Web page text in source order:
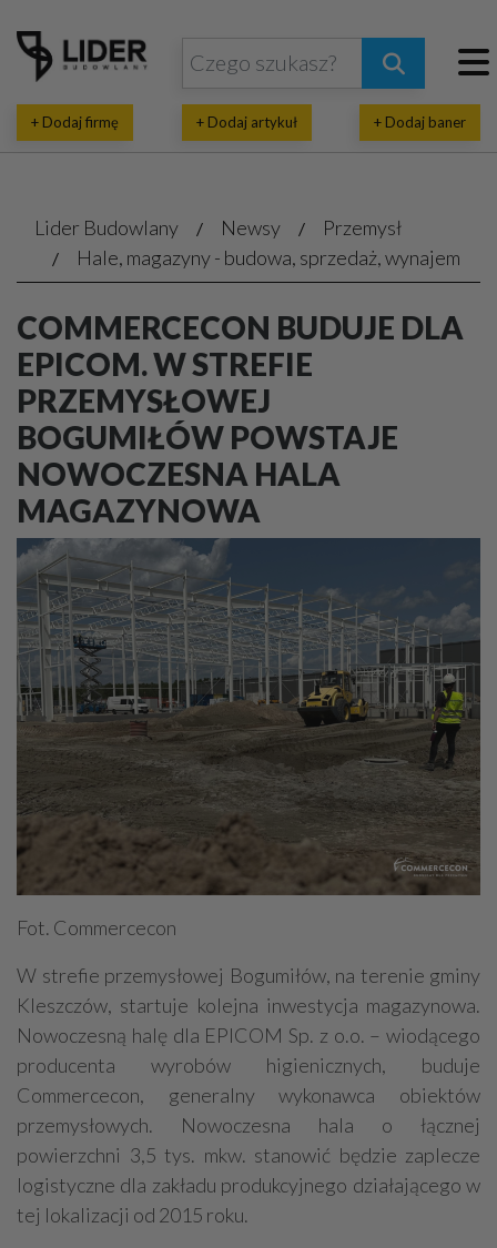
+ Dodaj firmę + Dodaj artykuł + Dodaj baner
Lider Budowlany Newsy
Przemysł
Hale, magazyny - budowa, sprzedaż, wynajem
COMMERCECON BUDUJE DLA
EPICOM. W STREFIE
PRZEMYSŁOWEJ
BOGUMIŁÓW POWSTAJE
NOWOCZESNA HALA
MAGAZYNOWA
Fot. Commercecon
W strefie przemysłowej Bogumiłów, na terenie gminy
Kleszczów, startuje kolejna inwestycja magazynowa.
Nowoczesną halę dla EPICOM Sp. z o.o. – wiodącego
producenta wyrobów higienicznych, buduje
Commercecon, generalny wykonawca obiektów
przemysłowych. Nowoczesna hala o łącznej
powierzchni 3,5 tys. mkw. stanowić będzie zaplecze
logistyczne dla zakładu produkcyjnego działającego w
tej lokalizacji od 2015 roku.